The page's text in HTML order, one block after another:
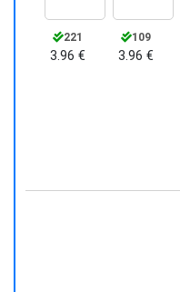
221
3.96 €
109
3.96 €